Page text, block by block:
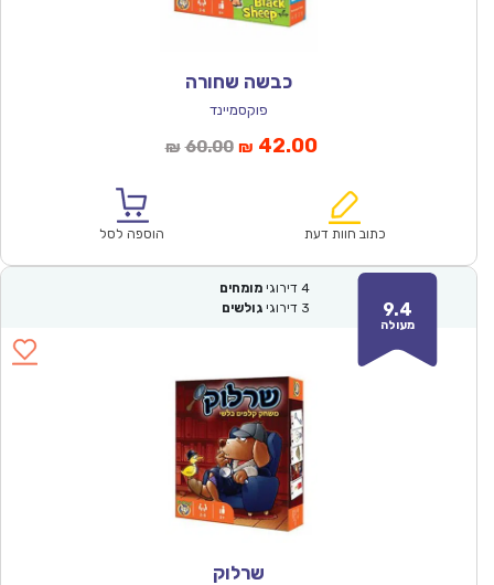
כבשה שחורה
פוקסמיינד
₪ 60.00המחיר
₪60.00.
₪ 42.00המחיר
הוא:
כתוב חוות דעת הוספה לסל
9.4
מעולה
4 דירוגי מומחים
3 דירוגי גולשים
שרלוק